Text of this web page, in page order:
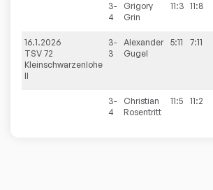
3-
4
Grigory
Grin
11:3 11:8
16.1.2026
TSV 72
Kleinschwarzenlohe
II
3-
3
Alexander
Gugel
5:11 7:11
3-
4
Christian
Rosentritt
11:5 11:2